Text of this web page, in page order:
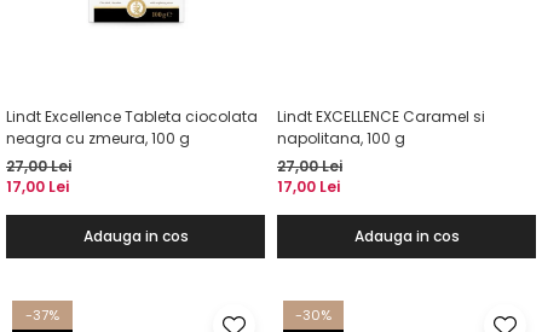
Lindt Excellence Tableta ciocolata
neagra cu zmeura, 100 g
27,00 Lei
17,00 Lei
Adauga in cos
Lindt EXCELLENCE Caramel si
napolitana, 100 g
27,00 Lei
17,00 Lei
Adauga in cos
-37%
-30%